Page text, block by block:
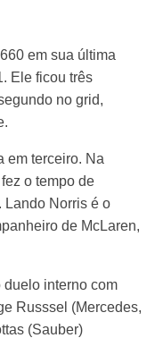
em sua última
Ele ficou três
no grid,
em terceiro. Na
o tempo de
Lando Norris é o
de McLaren,
duelo interno com
Russsel (Mercedes,
(Sauber)